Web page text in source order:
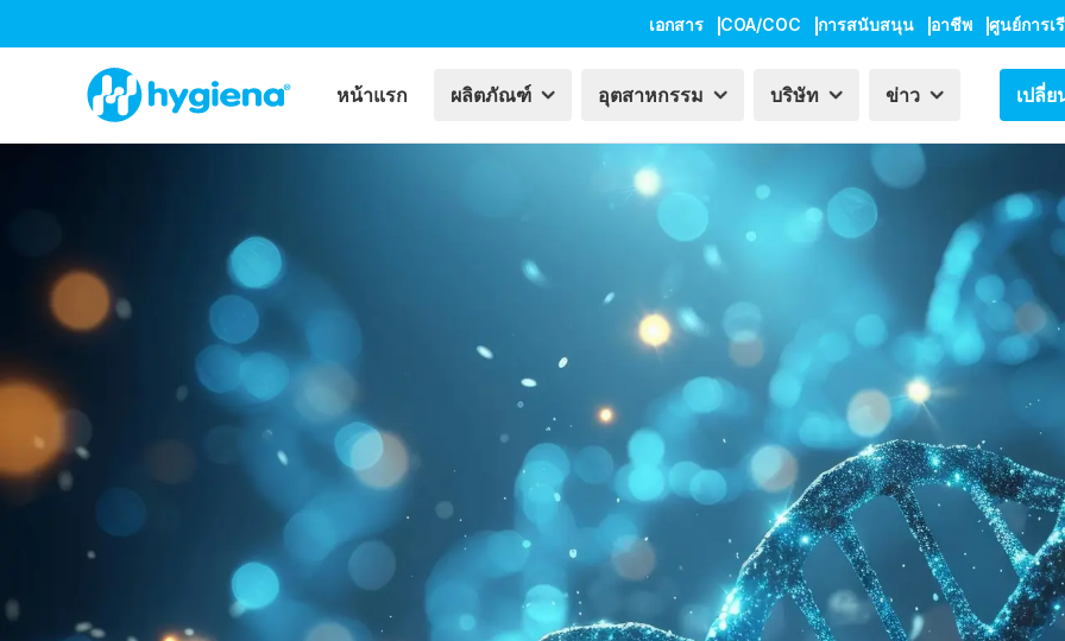
เอกสาร COA/COC การสนับสนุน อาชีพ ศูนย์การเ
หน้าแรก ผลิตภัณฑ์ อุตสาหกรรม บริษัท ข่าว เปลี่